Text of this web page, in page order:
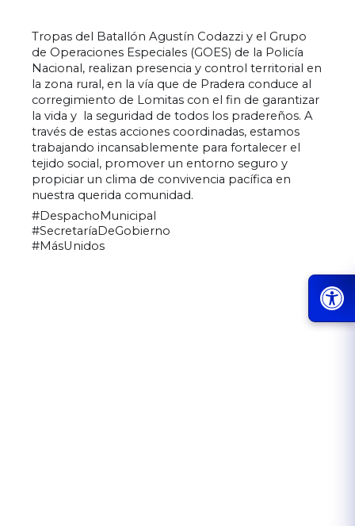
Tropas del Batallón Agustín Codazzi y el Grupo
de Operaciones Especiales (GOES) de la Policía
Nacional, realizan presencia y control territorial en
la zona rural, en la vía que de Pradera conduce al
corregimiento de Lomitas con el fin de garantizar
la vida y  la seguridad de todos los pradereños. A
través de estas acciones coordinadas, estamos
trabajando incansablemente para fortalecer el
tejido social, promover un entorno seguro y
propiciar un clima de convivencia pacífica en
nuestra querida comunidad.
#DespachoMunicipal
#SecretaríaDeGobierno
#MásUnidos